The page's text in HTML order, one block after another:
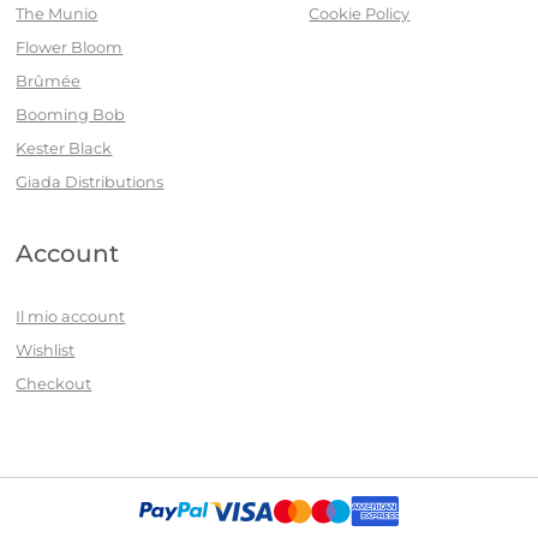
The Munio
Flower Bloom
Brûmée
Booming Bob
Kester Black
Giada Distributions
Cookie Policy
Account
Il mio account
Wishlist
Checkout